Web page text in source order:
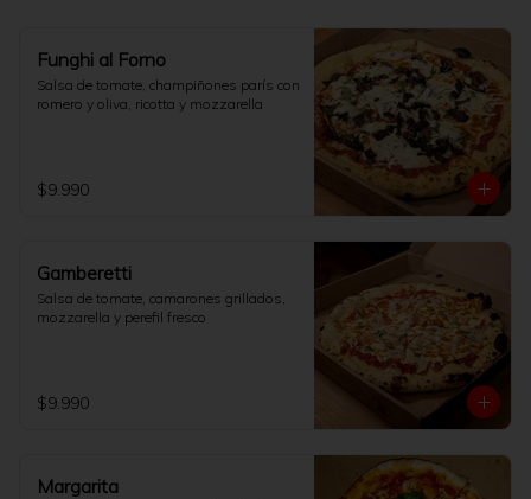
Funghi al Forno
Salsa de tomate, champiñones parís con
romero y oliva, ricotta y mozzarella
$9.990
Gamberetti
Salsa de tomate, camarones grillados,
mozzarella y perefil fresco
$9.990
Margarita